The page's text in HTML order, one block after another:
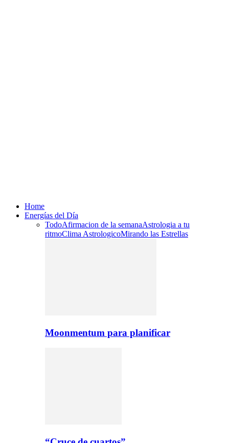
Home
Energías del Día
TodoAfirmacion de la semanaAstrologia a tu
ritmoClima AstrologicoMirando las Estrellas
Moonmentum para planificar